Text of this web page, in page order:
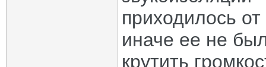
приходилось
иначе ее не
крутить